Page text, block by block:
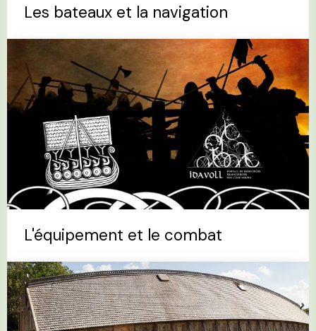
Les bateaux et la navigation
L'équipement et le combat